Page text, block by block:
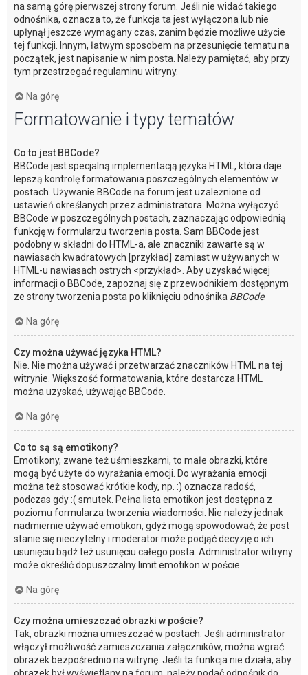
na samą górę pierwszej strony forum. Jeśli nie widać takiego
odnośnika, oznacza to, że funkcja ta jest wyłączona lub nie
upłynął jeszcze wymagany czas, zanim będzie możliwe użycie
tej funkcji. Innym, łatwym sposobem na przesunięcie tematu na
początek, jest napisanie w nim posta. Należy pamiętać, aby przy
tym przestrzegać regulaminu witryny.
Na górę
Formatowanie i typy tematów
Co to jest BBCode?
BBCode jest specjalną implementacją języka HTML, która daje
lepszą kontrolę formatowania poszczególnych elementów w
postach. Używanie BBCode na forum jest uzależnione od
ustawień określanych przez administratora. Można wyłączyć
BBCode w poszczególnych postach, zaznaczając odpowiednią
funkcję w formularzu tworzenia posta. Sam BBCode jest
podobny w składni do HTML-a, ale znaczniki zawarte są w
nawiasach kwadratowych [przykład] zamiast w używanych w
HTML-u nawiasach ostrych <przykład>. Aby uzyskać więcej
informacji o BBCode, zapoznaj się z przewodnikiem dostępnym
ze strony tworzenia posta po kliknięciu odnośnika BBCode.
Na górę
Czy można używać języka HTML?
Nie. Nie można używać i przetwarzać znaczników HTML na tej
witrynie. Większość formatowania, które dostarcza HTML
można uzyskać, używając BBCode.
Na górę
Co to są są emotikony?
Emotikony, zwane też uśmieszkami, to małe obrazki, które
mogą być użyte do wyrażania emocji. Do wyrażania emocji
można też stosować krótkie kody, np. :) oznacza radość,
podczas gdy :( smutek. Pełna lista emotikon jest dostępna z
poziomu formularza tworzenia wiadomości. Nie należy jednak
nadmiernie używać emotikon, gdyż mogą spowodować, że post
stanie się nieczytelny i moderator może podjąć decyzję o ich
usunięciu bądź też usunięciu całego posta. Administrator witryny
może określić dopuszczalny limit emotikon w poście.
Na górę
Czy można umieszczać obrazki w poście?
Tak, obrazki można umieszczać w postach. Jeśli administrator
włączył możliwość zamieszczania załączników, można wgrać
obrazek bezpośrednio na witrynę. Jeśli ta funkcja nie działa, aby